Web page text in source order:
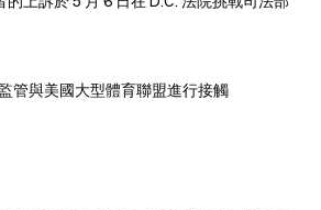
管與美國大型體育聯盟進行接觸